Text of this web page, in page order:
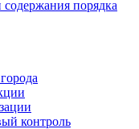
содержания порядка
контроль